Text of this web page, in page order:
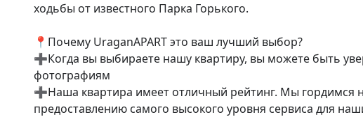
ходьбы от известного Парка Горького.
📍Почему UrаgаnАPART это ваш лучший выбор?
➕Когда вы выбираете нашу квартиру, вы можете быть
фотографиям
➕Наша квартира имеет отличный рейтинг. Мы
предоставлению самого высокого уровня сервиса для